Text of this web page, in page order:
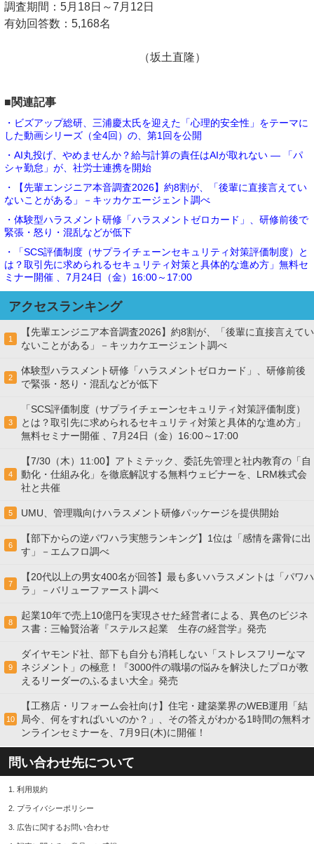
調査期間：5月18日～7月12日
有効回答数：5,168名
（坂土直隆）
■関連記事
・ビズアップ総研、三浦慶太氏を迎えた「心理的安全性」をテーマに
した動画シリーズ（全4回）の、第1回を公開
・AI丸投げ、やめませんか？給与計算の責任はAIが取れない ― 「パ
シャ勤怠」が、社労士連携を開始
・【先輩エンジニア本音調査2026】約8割が、「後輩に直接言えてい
ないことがある」－キッカケエージェント調べ
・体験型ハラスメント研修「ハラスメントゼロカード」、研修前後で
緊張・怒り・混乱などが低下
・「SCS評価制度（サプライチェーンセキュリティ対策評価制度）と
は？取引先に求められるセキュリティ対策と具体的な進め方」無料セ
ミナー開催 、7月24日（金）16:00～17:00
アクセスランキング
1
【先輩エンジニア本音調査2026】約8割が、「後輩に直接言えてい
ないことがある」－キッカケエージェント調べ
2
体験型ハラスメント研修「ハラスメントゼロカード」、研修前後
で緊張・怒り・混乱などが低下
3
「SCS評価制度（サプライチェーンセキュリティ対策評価制度）
とは？取引先に求められるセキュリティ対策と具体的な進め方」
無料セミナー開催 、7月24日（金）16:00～17:00
4
【7/30（木）11:00】アトミテック、委託先管理と社内教育の「自
動化・仕組み化」を徹底解説する無料ウェビナーを、LRM株式会
社と共催
5 UMU、管理職向けハラスメント研修パッケージを提供開始
6
【部下からの逆パワハラ実態ランキング】1位は「感情を露骨に出
す」－エムフロ調べ
7
【20代以上の男女400名が回答】最も多いハラスメントは「パワハ
ラ」－バリューファースト調べ
8
起業10年で売上10億円を実現させた経営者による、異色のビジネ
ス書：三輪賢治著『ステルス起業 生存の経営学』発売
9
ダイヤモンド社、部下も自分も消耗しない「ストレスフリーなマ
ネジメント」の極意！『3000件の職場の悩みを解決したプロが教
えるリーダーのふるまい大全』発売
10
【工務店・リフォーム会社向け】住宅・建築業界のWEB運用「結
局今、何をすればいいのか？」、その答えがわかる1時間の無料オ
ンラインセミナーを、7月9日(木)に開催！
問い合わせ先について
1. 利用規約
2. プライバシーポリシー
3. 広告に関するお問い合わせ